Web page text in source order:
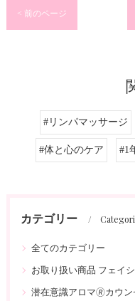
< 前のページ
#リンパマッサージ
#体と心のケア #1
カテゴリー
全てのカテゴリー
お取り扱い商品 フェイ
潜在意識アロマ🄬カウン